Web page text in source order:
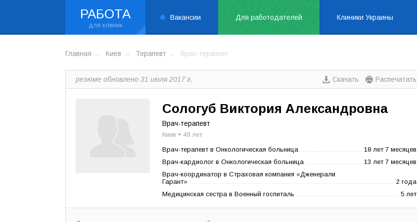
РАБОТА Вакансии Для работодателей Клиники Украины
Главная Киев Терапевт Врач-терапевт
резюме обновлено 31 июля 2017 г. Скачать Распечатать
Сологуб Виктория Александровна
Врач-терапевт
Киев • 49 лет
Врач-терапевт в Онкологическая больница
18 лет 7 месяцев
Врач-кардиолог в Онкологическая больница
13 лет 7 месяцев
Врач-координатор в Страховая компания «Дженерали
Гарант»
2 года
Медицинская сестра в Военный госпиталь
5 лет